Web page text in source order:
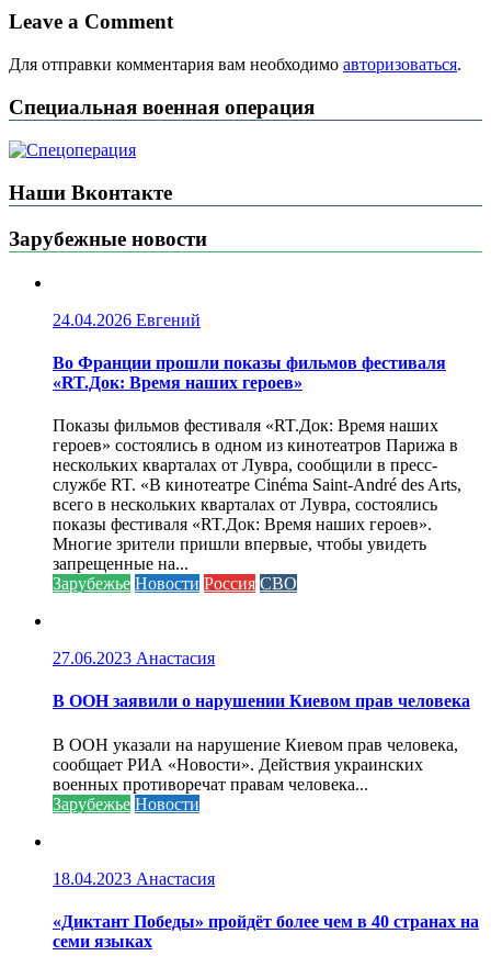
Leave a Comment
Для отправки комментария вам необходимо авторизоваться.
Специальная военная операция
Наши Вконтакте
Зарубежные новости
24.04.2026 Евгений
Во Франции прошли показы фильмов фестиваля
«RT.Док: Время наших героев»
Показы фильмов фестиваля «RT.Док: Время наших
героев» состоялись в одном из кинотеатров Парижа в
нескольких кварталах от Лувра, сообщили в пресс-
службе RT. «В кинотеатре Cinéma Saint-André des Arts,
всего в нескольких кварталах от Лувра, состоялись
показы фестиваля «RT.Док: Время наших героев».
Многие зрители пришли впервые, чтобы увидеть
запрещенные на...
Зарубежье Новости Россия СВО
27.06.2023 Анастасия
В ООН заявили о нарушении Киевом прав человека
В ООН указали на нарушение Киевом прав человека,
сообщает РИА «Новости». Действия украинских
военных противоречат правам человека...
Зарубежье Новости
18.04.2023 Анастасия
«Диктант Победы» пройдёт более чем в 40 странах на
семи языках